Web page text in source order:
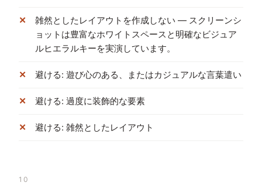
雑然としたレイアウトを作成しない — スクリーンシ
ョットは豊富なホワイトスペースと明確なビジュア
ルヒエラルキーを実演しています。
避ける: 遊び心のある、またはカジュアルな言葉遣い
避ける: 過度に装飾的な要素
避ける: 雑然としたレイアウト
10